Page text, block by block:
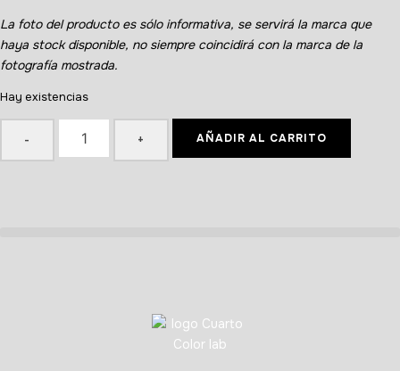
La foto del producto es sólo informativa, se servirá la marca que
haya stock disponible, no siempre coincidirá con la marca de la
fotografía mostrada.
Hay existencias
- + AÑADIR AL CARRITO